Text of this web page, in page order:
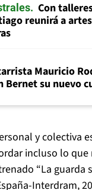
Con
reunirá a
Mauricio
Bernet su nuevo
y colectiva
incluso lo que
“La guarda
Interdram,